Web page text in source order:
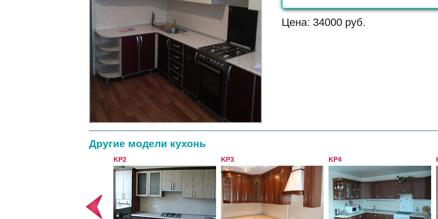
Цена: 34000 руб.
Другие модели кухонь
KP2 KP3 KP4